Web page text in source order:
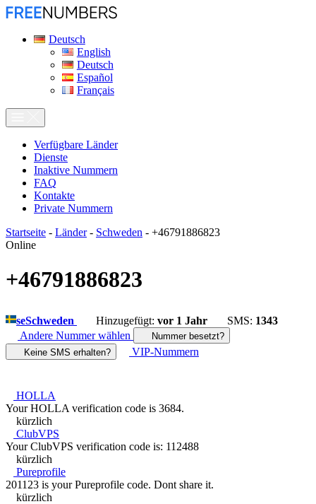
Deutsch
English
Deutsch
Español
Français
Verfügbare Länder
Dienste
Inaktive Nummern
FAQ
Kontakte
Private Nummern
Startseite - Länder- Schweden - +46791886823
Online
+46791886823
seSchweden Hinzugefügt: vor 1 Jahr SMS: 1343
Andere Nummer wählen
Nummer besetzt?
Keine SMS erhalten?
VIP-Nummern
HOLLA
Your HOLLA verification code is 3684.
kürzlich
ClubVPS
Your ClubVPS verification code is: 112488
kürzlich
Pureprofile
201123 is your Pureprofile code. Dont share it.
kürzlich